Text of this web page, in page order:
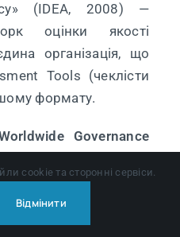
(IDEA, 2008) —
оцінки якості
організація, що
Tools (чеклісти
формату.
Governance
стабільність,
регулювання,
контроль корупції.
cookie та сторонні сервіси.
Відмінити